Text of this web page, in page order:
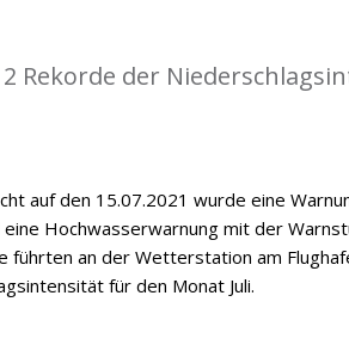
Rekorde der
auf den 15.07.2021 wurde eine
Hochwasserwarnung mit der
führten an der Wetterstation am
für den Monat Juli.